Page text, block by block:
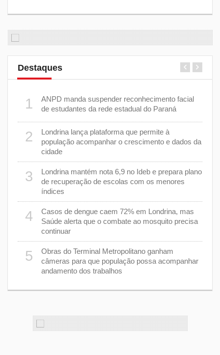
Destaques
1
ANPD manda suspender reconhecimento facial
de estudantes da rede estadual do Paraná
2
Londrina lança plataforma que permite à
população acompanhar o crescimento e dados da
cidade
3
Londrina mantém nota 6,9 no Ideb e prepara plano
de recuperação de escolas com os menores
índices
4
Casos de dengue caem 72% em Londrina, mas
Saúde alerta que o combate ao mosquito precisa
continuar
5
Obras do Terminal Metropolitano ganham
câmeras para que população possa acompanhar
andamento dos trabalhos